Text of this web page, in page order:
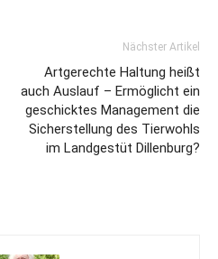
Nächster Artikel
Artgerechte Haltung heißt
auch Auslauf – Ermöglicht ein
geschicktes Management die
Sicherstellung des Tierwohls
im Landgestüt Dillenburg?